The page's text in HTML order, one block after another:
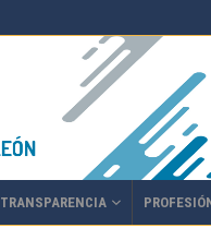
TRANSPARENCIA